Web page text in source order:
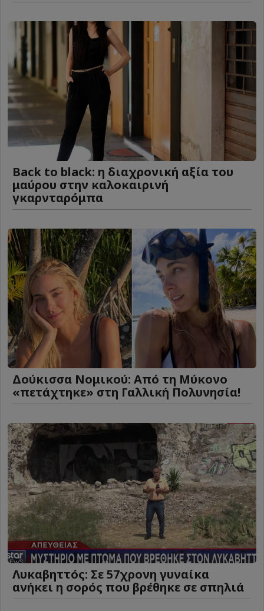
Back to black: η διαχρονική αξία του
μαύρου στην καλοκαιρινή
γκαρνταρόμπα
Δούκισσα Νομικού: Από τη Μύκονο
«πετάχτηκε» στη Γαλλική Πολυνησία!
Λυκαβηττός: Σε 57χρονη γυναίκα
ανήκει η σορός που βρέθηκε σε σπηλιά